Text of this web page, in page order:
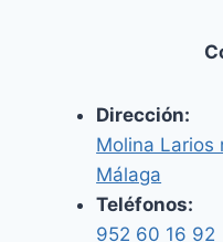
Dirección:
Molina Larios
Málaga
Teléfonos:
952 60 16 92